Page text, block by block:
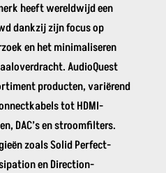
heeft wereldwijd een
dankzij zijn focus op
en het minimaliseren
AudioQuest
producten, variërend
tot HDMI-
DAC’s en stroomfilters.
zoals Solid Perfect-
en Direction-